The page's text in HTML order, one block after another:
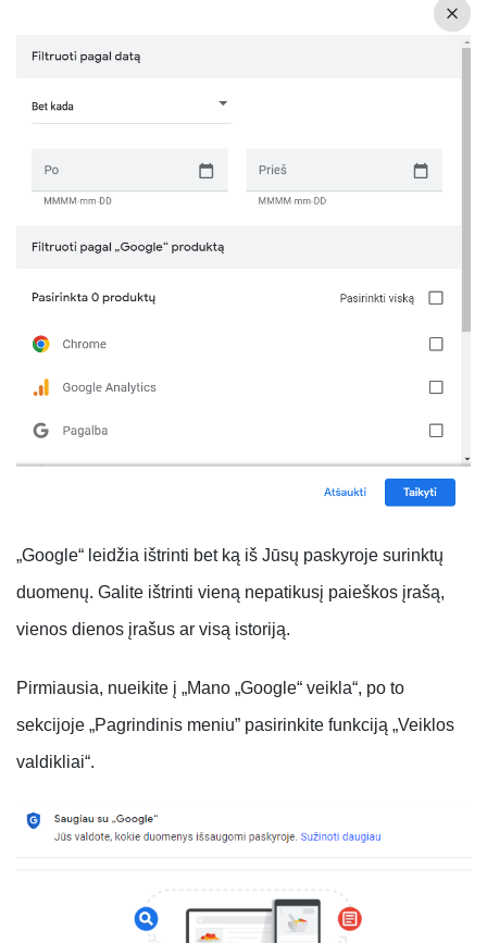
„Google“ leidžia ištrinti bet ką iš Jūsų paskyroje surinktų
duomenų. Galite ištrinti vieną nepatikusį paieškos įrašą,
vienos dienos įrašus ar visą istoriją.
Pirmiausia, nueikite į „Mano „Google“ veikla“, po to
sekcijoje „Pagrindinis meniu” pasirinkite funkciją „Veiklos
valdikliai“.